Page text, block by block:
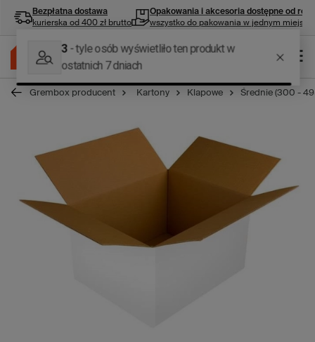
Bezpłatna dostawa
kurierska od 400 zł brutto
Opakowania i akcesoria dostępne od ręki
wszystko do pakowania w jednym miejscu
Grembox producent Kartony Klapowe Średnie (300 -